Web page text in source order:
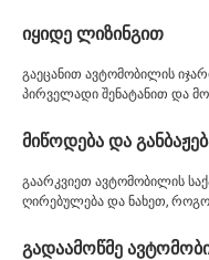
იყიდე ლიზინგით
გაეცანით ავტომობილის
პირველადი შენატანით და
მიწოდება და
გაარკვიეთ ავტომობილის
ღირებულება და ნახეთ,
გადაამოწმე